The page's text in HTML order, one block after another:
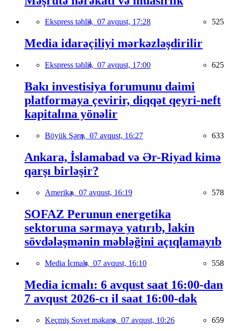
Ekspress təhlil, 07 avqust, 17:28 525
Media idarəçiliyi mərkəzləşdirilir
Ekspress təhlil, 07 avqust, 17:00 625
Bakı investisiya forumunu daimi
platformaya çevirir, diqqət qeyri-neft
kapitalına yönəlir
Böyük Şərq, 07 avqust, 16:27 633
Ankara, İslamabad və Ər-Riyad kimə
qarşı birləşir?
Amerika, 07 avqust, 16:19 578
SOFAZ Perunun energetika
sektoruna sərmayə yatırıb, lakin
sövdələşmənin məbləğini açıqlamayıb
Media İcmalı, 07 avqust, 16:10 558
Media icmalı: 6 avqust saat 16:00-dan
7 avqust 2026-cı il saat 16:00-dək
Keçmiş Sovet məkanı, 07 avqust, 10:26 659